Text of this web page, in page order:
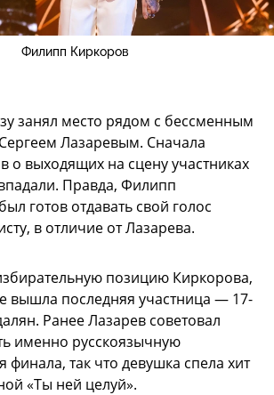
Филипп Киркоров
занял место рядом с бессменным
Лазаревым. Сначала
о выходящих на сцену участниках
Правда, Филипп
готов отдавать свой голос
в отличие от Лазарева.
позицию Киркорова,
вышла последняя участница — 17-
Ранее Лазарев советовал
именно русскоязычную
так что девушка спела хит
«Ты ней целуй».